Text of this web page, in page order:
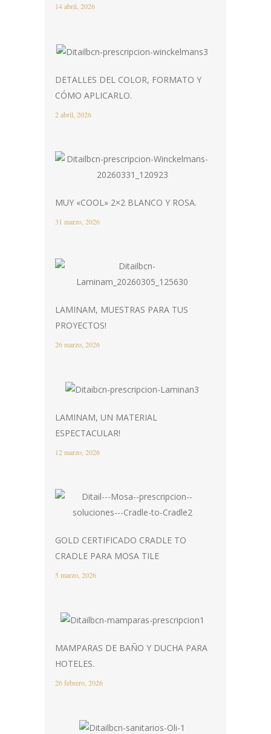
14 abril, 2026
DETALLES DEL COLOR, FORMATO Y
CÓMO APLICARLO.
2 abril, 2026
MUY «COOL» 2×2 BLANCO Y ROSA.
31 marzo, 2026
LAMINAM, MUESTRAS PARA TUS
PROYECTOS!
26 marzo, 2026
LAMINAM, UN MATERIAL
ESPECTACULAR!
12 marzo, 2026
GOLD CERTIFICADO CRADLE TO
CRADLE PARA MOSA TILE
5 marzo, 2026
MAMPARAS DE BAÑO Y DUCHA PARA
HOTELES.
26 febrero, 2026